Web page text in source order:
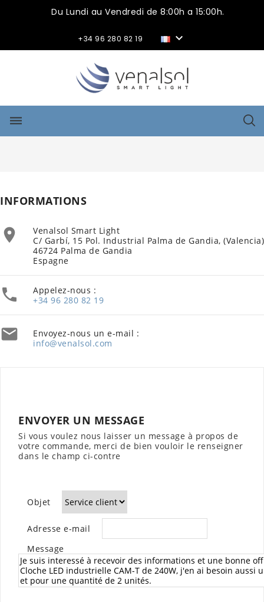
Du Lundi au Vendredi de 8:00h a 15:00h.
+34 96 280 82 19 
dehaze
INFORMATIONS

Venalsol Smart Light
C/ Garbí, 15 Pol. Industrial Palma de Gandia, (Valencia)
46724 Palma de Gandia
Espagne

Appelez-nous :
+34 96 280 82 19

Envoyez-nous un e-mail :
info@venalsol.com
ENVOYER UN MESSAGE
Si vous voulez nous laisser un message à propos de
votre commande, merci de bien vouloir le renseigner
dans le champ ci-contre
Objet
Adresse e-mail
Message